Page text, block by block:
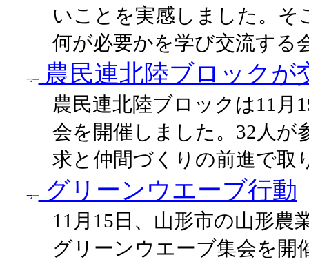
いことを実感しました。そ
何が必要かを学び交流する
農民連北陸ブロックが
農民連北陸ブロックは11月
会を開催しました。32人が
求と仲間づくりの前進で取
グリーンウエーブ行動
11月15日、山形市の山形農
グリーンウエーブ集会を開